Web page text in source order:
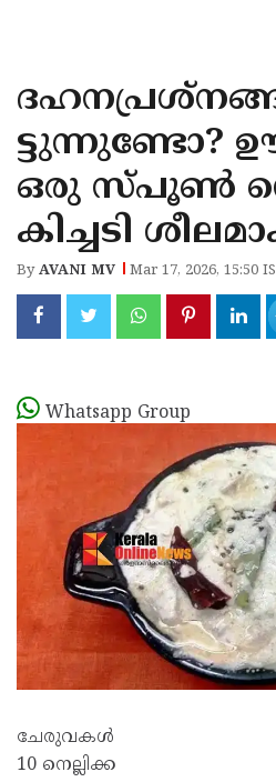
KANNUR
KASARAGOD
ട്ടുന്നുണ്ടോ?
ഒരു സ്പൂൺ
കിച്ചടി
ByAVANI MV Mar 17, 2026, 15:50
Whatsapp Group
ചേരുവകൾ
10 നെല്ലിക്ക